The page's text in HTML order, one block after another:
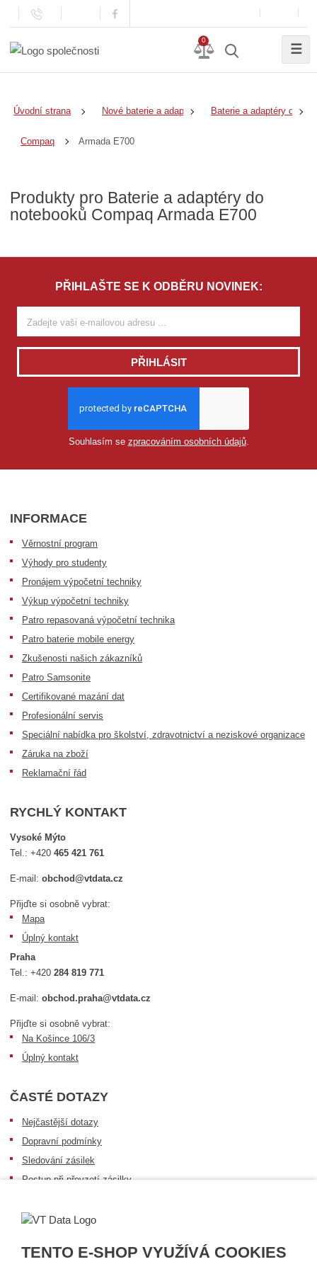
TENTO E-SHOP VYUŽÍVÁ COOKIES
0
☰
Úvodní strana Nové baterie a adaptéry Baterie a adaptéry do
Compaq Armada E700
Produkty pro Baterie a adaptéry do
notebooků Compaq Armada E700
PŘIHLAŠTE SE K ODBĚRU NOVINEK:
PŘIHLÁSIT
Souhlasím se zpracováním osobních údajů.
INFORMACE
Věrnostní program
Výhody pro studenty
Pronájem výpočetní techniky
Výkup výpočetní techniky
Patro repasovaná výpočetní technika
Patro baterie mobile energy
Zkušenosti našich zákazníků
Patro Samsonite
Certifikované mazání dat
Profesionální servis
Speciální nabídka pro školství, zdravotnictví a neziskové organizace
Záruka na zboží
Reklamační řád
RYCHLÝ KONTAKT
Vysoké Mýto
Tel.:+420465 421 761
E-mail:obchod@vtdata.cz
Přijďte si osobně vybrat:
Mapa
Úplný kontakt
Praha
Tel.:+420284 819 771
E-mail:obchod.praha@vtdata.cz
Přijďte si osobně vybrat:
Na Košince 106/3
Úplný kontakt
ČASTÉ DOTAZY
Nejčastější dotazy
Dopravní podmínky
Sledování zásilek
Postup při převzetí zásilky
Obecné informace